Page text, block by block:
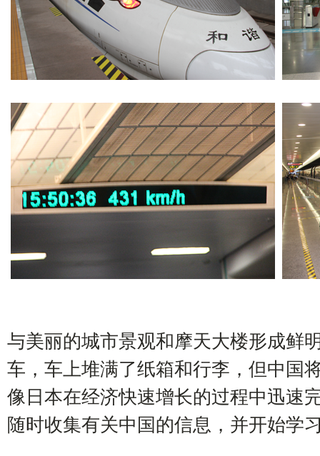
与美丽的城市景观和摩天大楼形成鲜
车，车上堆满了纸箱和行李，但中国
像日本在经济快速增长的过程中迅速
随时收集有关中国的信息，并开始学